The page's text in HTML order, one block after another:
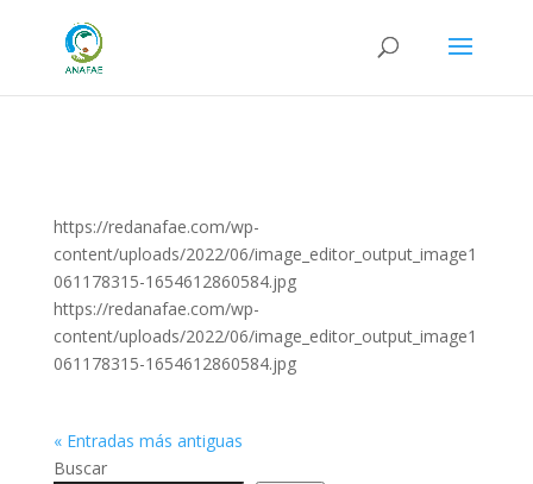
https://redanafae.com/wp-
content/uploads/2022/06/image_editor_output_image1
061178315-1654612860584.jpg
https://redanafae.com/wp-
content/uploads/2022/06/image_editor_output_image1
061178315-1654612860584.jpg
« Entradas más antiguas
Buscar